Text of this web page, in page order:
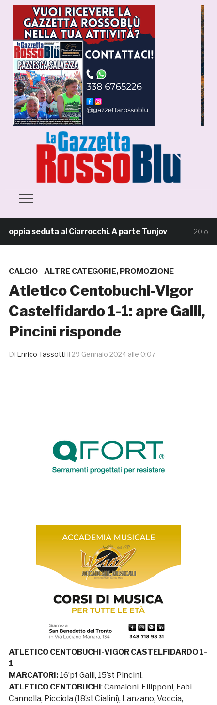
seduta al Ciarrocchi. A parte Tunjov 20 ore fa
CALCIO - ALTRE CATEGORIE, PROMOZIONE
Atletico Centobuchi-Vigor
Castelfidardo 1-1: apre Galli,
Pincini risponde
Di Enrico Tassotti il 29 Gennaio 2024 alle 0:07
ATLETICO CENTOBUCHI-VIGOR CASTELFIDARDO 1-
1
MARCATORI:16’pt Galli, 15’st Pincini.
ATLETICO CENTOBUCHI : Camaioni, Filipponi, Fabi
Cannella, Picciola (18’st Cialini), Lanzano, Veccia,